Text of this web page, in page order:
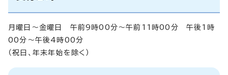
月曜日～金曜日 午前9時00分～午前11時00分 午後1時
00分～午後4時00分
（祝日、年末年始を除く）